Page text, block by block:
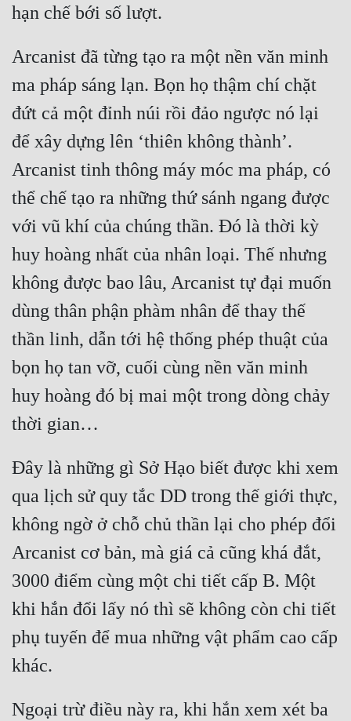
Ngôn Tình
Ngược
Nữ Cường
Nữ Phụ
Phong Thủy - Tâm Linh
Phương Tây
Quân Sự
Sảng Văn
Sắc
Sủng
Thanh Xuân
Tiên Hiệp
Tiểu Thuyết
Trinh Thám
Triều Đấu
Trùng Sinh
Trọng Sinh
Tu Chân
Tu Tiên
Vô Địch
Arcanist đã từng tạo ra một nền văn minh
ma pháp sáng lạn. Bọn họ thậm chí chặt
đứt cả một đỉnh núi rồi đảo ngược nó lại
để xây dựng lên ‘thiên không thành’.
Arcanist tinh thông máy móc ma pháp, có
thể chế tạo ra những thứ sánh ngang được
với vũ khí của chúng thần. Đó là thời kỳ
huy hoàng nhất của nhân loại. Thế nhưng
không được bao lâu, Arcanist tự đại muốn
dùng thân phận phàm nhân để thay thế
thần linh, dẫn tới hệ thống phép thuật của
bọn họ tan vỡ, cuối cùng nền văn minh
huy hoàng đó bị mai một trong dòng chảy
Đây là những gì Sở Hạo biết được khi xem
qua lịch sử quy tắc DD trong thế giới thực,
không ngờ ở chỗ chủ thần lại cho phép đổi
Arcanist cơ bản, mà giá cả cũng khá đắt,
3000 điểm cùng một chi tiết cấp B. Một
khi hắn đổi lấy nó thì sẽ không còn chi tiết
phụ tuyến để mua những vật phẩm cao cấp
Ngoại trừ điều này ra, khi hắn xem xét ba